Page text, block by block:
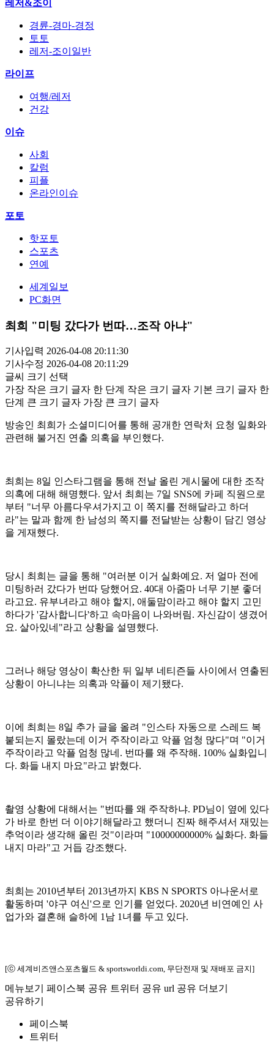
레저&조이
경륜-경마-경정
토토
레저-조이일반
라이프
여행/레저
건강
이슈
사회
칼럼
피플
온라인이슈
포토
핫포토
스포츠
연예
세계일보
PC화면
최희 "미팅 갔다가 번따…조작 아냐"
기사입력 2026-04-08 20:11:30
기사수정 2026-04-08 20:11:29
글씨 크기 선택
가장 작은 크기 글자 한 단계 작은 크기 글자 기본 크기 글자 한
단계 큰 크기 글자 가장 큰 크기 글자
방송인 최희가 소셜미디어를 통해 공개한 연락처 요청 일화와
관련해 불거진 연출 의혹을 부인했다.
최희는 8일 인스타그램을 통해 전날 올린 게시물에 대한 조작
의혹에 대해 해명했다. 앞서 최희는 7일 SNS에 카페 직원으로
부터 "너무 아름다우셔가지고 이 쪽지를 전해달라고 하더
라"는 말과 함께 한 남성의 쪽지를 전달받는 상황이 담긴 영상
을 게재했다.
당시 최희는 글을 통해 "여러분 이거 실화예요. 저 얼마 전에
미팅하러 갔다가 번따 당했어요. 40대 아줌마 너무 기분 좋더
라고요. 유부녀라고 해야 할지, 애둘맘이라고 해야 할지 고민
하다가 '감사합니다'하고 속마음이 나와버림. 자신감이 생겼어
요. 살아있네"라고 상황을 설명했다.
그러나 해당 영상이 확산한 뒤 일부 네티즌들 사이에서 연출된
상황이 아니냐는 의혹과 악플이 제기됐다.
이에 최희는 8일 추가 글을 올려 "인스타 자동으로 스레드 복
붙되는지 몰랐는데 이거 주작이라고 악플 엄청 많다"며 "이거
주작이라고 악플 엄청 많네. 번따를 왜 주작해. 100% 실화입니
다. 화들 내지 마요"라고 밝혔다.
촬영 상황에 대해서는 "번따를 왜 주작하냐. PD님이 옆에 있다
가 바로 한번 더 이야기해달라고 했더니 진짜 해주셔서 재밌는
추억이라 생각해 올린 것"이라며 "10000000000% 실화다. 화들
내지 마라"고 거듭 강조했다.
최희는 2010년부터 2013년까지 KBS N SPORTS 아나운서로
활동하며 '야구 여신'으로 인기를 얻었다. 2020년 비연예인 사
업가와 결혼해 슬하에 1남 1녀를 두고 있다.
[ⓒ 세계비즈앤스포츠월드 & sportsworldi.com, 무단전재 및 재배포 금지]
메뉴보기 페이스북 공유 트위터 공유 url 공유 더보기
공유하기
페이스북
트위터